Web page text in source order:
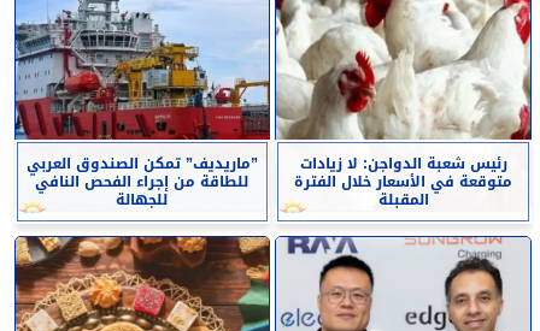
رئيس شعبة الدواجن: لا زيادات
متوقعة في الأسعار خلال الفترة
المقبلة
”ماريديف” تمكن الصندوق العربي
للطاقة من إجراء الفحص النافي
للجهالة